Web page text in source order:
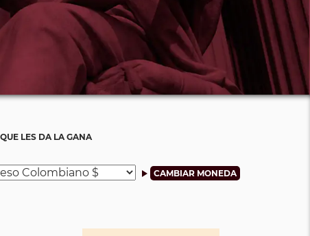
LES DA LA GANA